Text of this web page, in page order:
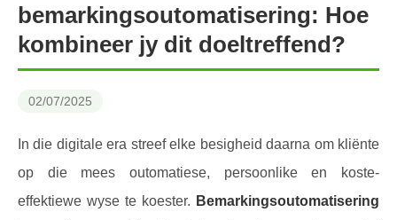
bemarkingsoutomatisering: Hoe
kombineer jy dit doeltreffend?
02/07/2025
In die digitale era streef elke besigheid daarna om kliënte
op die mees outomatiese, persoonlike en koste-
effektiewe wyse te koester. Bemarkingsoutomatisering